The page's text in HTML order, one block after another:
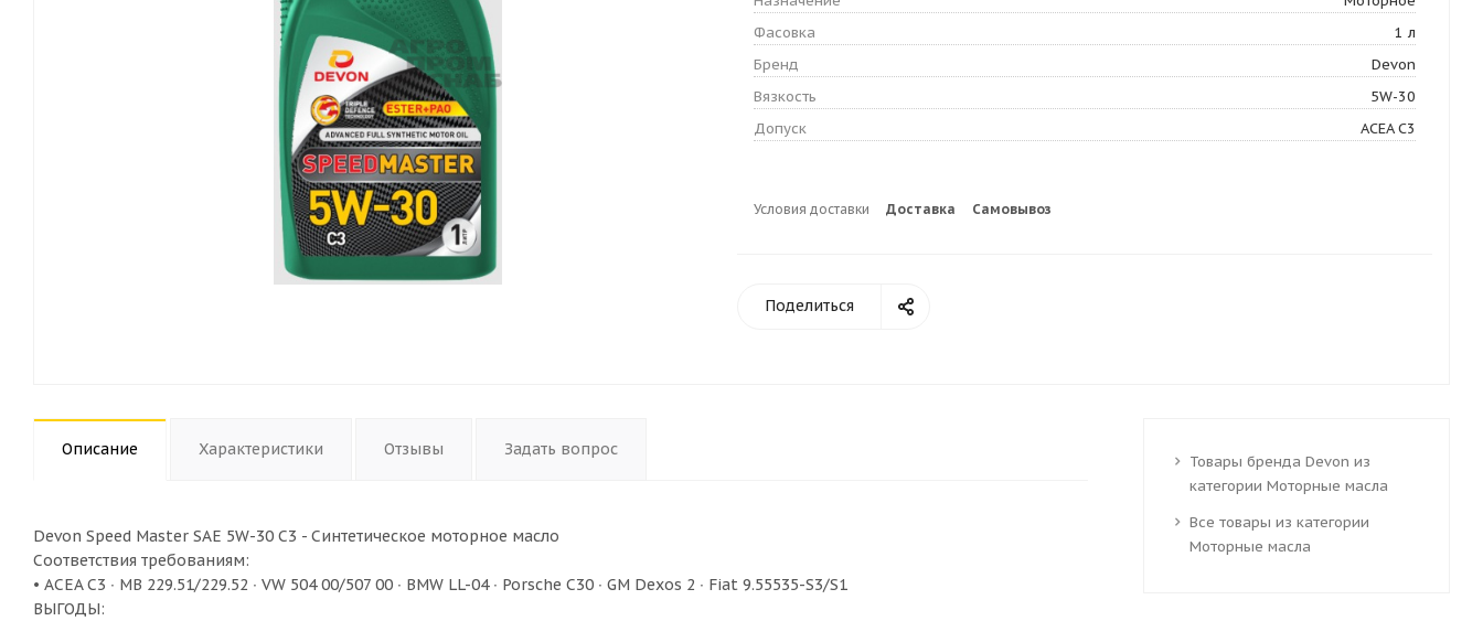
Фасовка
1 л
Бренд
Devon
Вязкость
5W-30
Допуск
ACEA C3
Условия доставки Доставка Самовывоз
Поделиться
Описание Характеристики Отзывы Задать вопрос
Devon Speed Master SAE 5W-30 C3 - Синтетическое моторное масло
Соответствия требованиям:
• ACEA C3 ∙ MB 229.51/229.52 ∙ VW 504 00/507 00 ∙ BMW LL-04 ∙ Porsche C30 ∙ GM Dexos 2 ∙ Fiat 9.55535-S3/S1
ВЫГОДЫ:
Товары бренда Devon из
категории Моторные масла
Все товары из категории
Моторные масла